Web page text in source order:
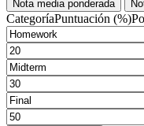
Nota media ponderada
CategoríaPuntuación (%)